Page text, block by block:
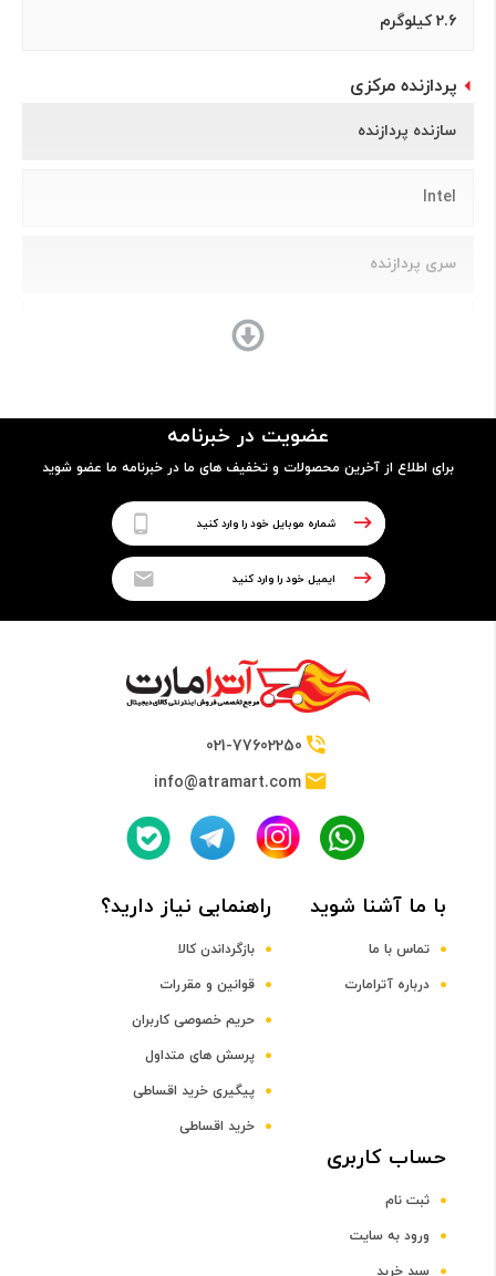
2.6 کیلوگرم
پردازنده مرکزی
سازنده پردازنده
Intel
سری پردازنده
7700HQ
2.80GHz up to 3.80GHz
DDR4
رده صفحه نمایش
عضویت در خبرنامه
برای اطلاع از آخرین محصولات و تخفیف های ما در خبرنامه ما عضو شوید
021-77602250
info@atramart.com
با ما آشنا شوید
تماس با ما
درباره آترامارت
راهنمایی نیاز دارید؟
بازگرداندن کالا
قوانین و مقررات
حریم خصوصی کاربران
پرسش های متداول
پیگیری خرید اقساطی
خرید اقساطی
حساب کاربری
ثبت نام
ورود به سایت
سبد خرید